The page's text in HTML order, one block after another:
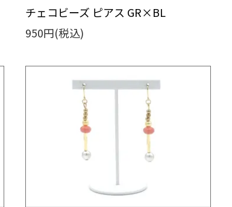
チェコビーズ ピアス GR×BL
950円(税込)